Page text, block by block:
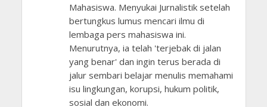
Mahasiswa. Menyukai Jurnalistik setelah
bertungkus lumus mencari ilmu di
lembaga pers mahasiswa ini.
Menurutnya, ia telah 'terjebak di jalan
yang benar' dan ingin terus berada di
jalur sembari belajar menulis memahami
isu lingkungan, korupsi, hukum politik,
sosial dan ekonomi.